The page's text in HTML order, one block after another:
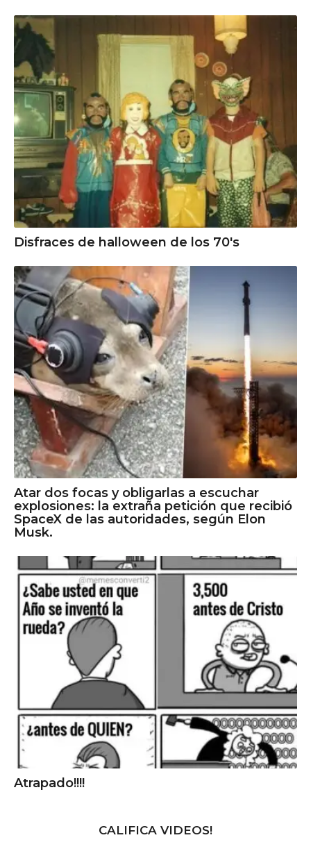
Disfraces de halloween de los 70's
Atar dos focas y obligarlas a escuchar
explosiones: la extraña petición que recibió
SpaceX de las autoridades, según Elon
Musk.
Atrapado!!!!
CALIFICA VIDEOS!